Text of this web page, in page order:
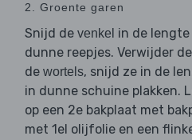
2. Groente garen
Snijd de venkel in de
dunne reepjes. Verwijder
de wortels, snijd ze in de
in dunne schuine plakken.
op een 2e bakplaat met
met 1el olijfolie en een